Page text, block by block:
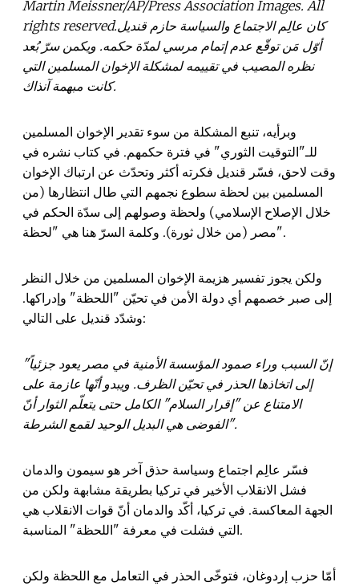
Martin Meissner/AP/Press Association Images. All
rights reserved.كان عالِم الاجتماع والسياسة حازم قنديل
أوّل مَن توقّع عدم إتمام مرسي لمدّة حكمه. ويكمن سرّ بُعد
نظره المصيب في تقييمه لمشكلة الإخوان المسلمين التي
كانت مبهمة آنذاك.
وبرأيه، تنبع المشكلة من سوء تقدير الإخوان المسلمين
للـ"التوقيت الثوري" في فترة حكمهم. في كتاب نشره في
وقت لاحق، فسّر قنديل فكرته أكثر وتحدّث عن ارتباك الإخوان
المسلمين بين لحظة سطوع نجمهم التي طال انتظارها (من
خلال الإصلاح الإسلامي) ولحظة وصولهم إلى سدّة الحكم في
مصر (من خلال ثورة). وكلمة السرّ هنا هي "لحظة".
ولكن يجوز تفسير هزيمة الإخوان المسلمين من خلال النظر
إلى صبر خصمهم أي دولة الأمن في تحيّن "اللحظة" وإدراكها.
وشدّد قنديل على التالي:
"إنّ السبب وراء صمود المؤسسة الأمنية في مصر يعود جزئياً
إلى اتخاذها الحذر في تحيّن الظرف. ويبدو أنّها عازمة على
الامتناع عن "إقرار السلام" الكامل حتى يتعلّم الثوار أنّ
الفوضى هي البديل الوحيد لقمع الشرطة".
فسّر عالِم اجتماع وسياسة حذق آخر هو سيمون والدمان
فشل الانقلاب الأخير في تركيا بطريقة مشابهة ولكن من
الجهة المعاكسة. في تركيا، أكّد والدمان أنّ قوات الانقلاب هي
التي فشلت في معرفة "اللحظة" المناسبة.
أمّا حزب إردوغان، فتوخّى الحذر في التعامل مع اللحظة ولكن